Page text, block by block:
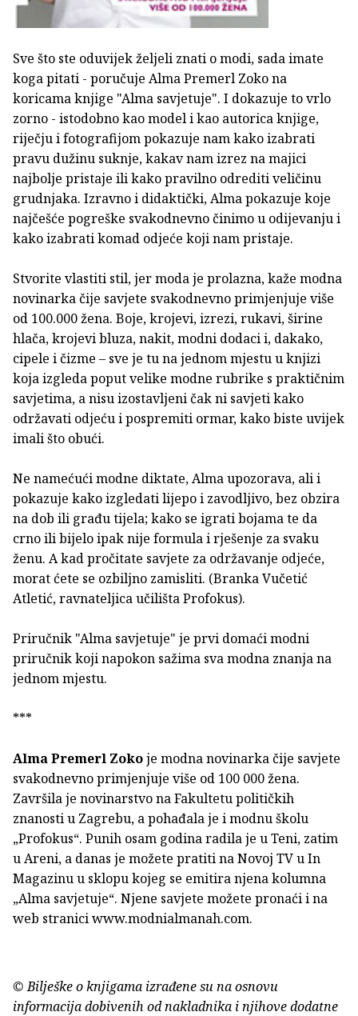
Sve što ste oduvijek željeli znati o modi, sada imate
koga pitati - poručuje Alma Premerl Zoko na
koricama knjige "Alma savjetuje". I dokazuje to vrlo
zorno - istodobno kao model i kao autorica knjige,
riječju i fotografijom pokazuje nam kako izabrati
pravu dužinu suknje, kakav nam izrez na majici
najbolje pristaje ili kako pravilno odrediti veličinu
grudnjaka. Izravno i didaktički, Alma pokazuje koje
najčešće pogreške svakodnevno činimo u odijevanju i
kako izabrati komad odjeće koji nam pristaje.
Stvorite vlastiti stil, jer moda je prolazna, kaže modna
novinarka čije savjete svakodnevno primjenjuje više
od 100.000 žena. Boje, krojevi, izrezi, rukavi, širine
hlača, krojevi bluza, nakit, modni dodaci i, dakako,
cipele i čizme – sve je tu na jednom mjestu u knjizi
koja izgleda poput velike modne rubrike s praktičnim
savjetima, a nisu izostavljeni čak ni savjeti kako
održavati odjeću i pospremiti ormar, kako biste uvijek
imali što obući.
Ne namećući modne diktate, Alma upozorava, ali i
pokazuje kako izgledati lijepo i zavodljivo, bez obzira
na dob ili građu tijela; kako se igrati bojama te da
crno ili bijelo ipak nije formula i rješenje za svaku
ženu. A kad pročitate savjete za održavanje odjeće,
morat ćete se ozbiljno zamisliti. (Branka Vučetić
Atletić, ravnateljica učilišta Profokus).
Priručnik "Alma savjetuje" je prvi domaći modni
priručnik koji napokon sažima sva modna znanja na
jednom mjestu.
***
Alma Premerl Zokoje modna novinarka čije savjete
svakodnevno primjenjuje više od 100 000 žena.
Završila je novinarstvo na Fakultetu političkih
znanosti u Zagrebu, a pohađala je i modnu školu
„Profokus“. Punih osam godina radila je u Teni, zatim
u Areni, a danas je možete pratiti na Novoj TV u In
Magazinu u sklopu kojeg se emitira njena kolumna
„Alma savjetuje“. Njene savjete možete pronaći i na
web stranici www.modnialmanah.com.
© Bilješke o knjigama izrađene su na osnovu
informacija dobivenih od nakladnika i njihove dodatne